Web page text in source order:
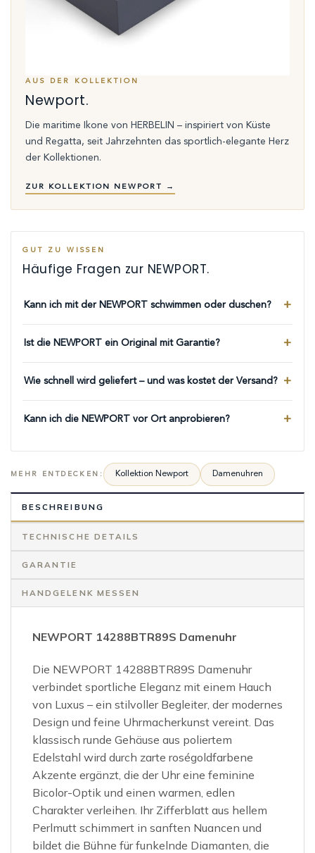
AUS DER KOLLEKTION
Newport.
Die maritime Ikone von HERBELIN – inspiriert von Küste
und Regatta, seit Jahrzehnten das sportlich-elegante Herz
der Kollektionen.
ZUR KOLLEKTION NEWPORT →
GUT ZU WISSEN
Häufige Fragen zur NEWPORT.
Kann ich mit der NEWPORT schwimmen oder duschen?
Ist die NEWPORT ein Original mit Garantie?
Wie schnell wird geliefert – und was kostet der Versand?
Kann ich die NEWPORT vor Ort anprobieren?
MEHR ENTDECKEN: Kollektion Newport Damenuhren
BESCHREIBUNG
TECHNISCHE DETAILS
GARANTIE
HANDGELENK MESSEN
NEWPORT 14288BTR89S Damenuhr
Die NEWPORT 14288BTR89S Damenuhr
verbindet sportliche Eleganz mit einem Hauch
von Luxus – ein stilvoller Begleiter, der modernes
Design und feine Uhrmacherkunst vereint. Das
klassisch runde Gehäuse aus poliertem
Edelstahl wird durch zarte roségoldfarbene
Akzente ergänzt, die der Uhr eine feminine
Bicolor-Optik und einen warmen, edlen
Charakter verleihen. Ihr Zifferblatt aus hellem
Perlmutt schimmert in sanften Nuancen und
bildet die Bühne für funkelnde Diamanten, die